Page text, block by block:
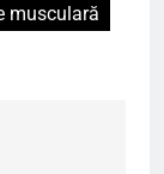
musculară